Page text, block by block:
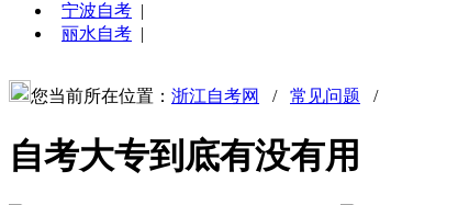
宁波自考 |
丽水自考 |
您当前所在位置： 浙江自考网 / 常见问题 /
自考大专到底有没有用